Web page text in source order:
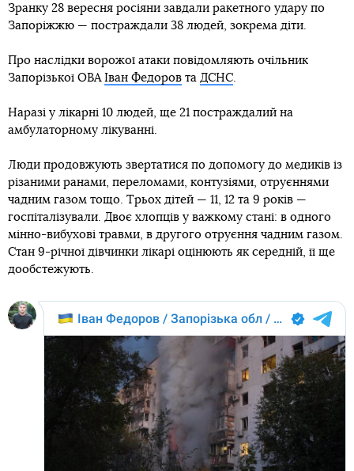
Зранку 28 вересня росіяни завдали ракетного удару по
Запоріжжю — постраждали 38 людей, зокрема діти.
Про наслідки ворожої атаки повідомляють очільник
Запорізької ОВА Іван Федоров та ДСНС.
Наразі у лікарні 10 людей, ще 21 постраждалий на
амбулаторному лікуванні.
Люди продовжують звертатися по допомогу до медиків із
різаними ранами, переломами, контузіями, отруєннями
чадним газом тощо. Трьох дітей — 11, 12 та 9 років —
госпіталізували. Двоє хлопців у важкому стані: в одного
мінно-вибухові травми, в другого отруєння чадним газом.
Стан 9-річної дівчинки лікарі оцінюють як середній, її ще
дообстежують.